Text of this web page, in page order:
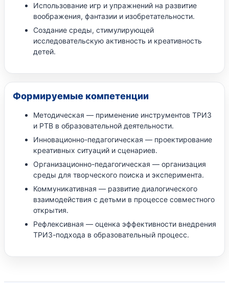
Использование игр и упражнений на развитие
воображения, фантазии и изобретательности.
Создание среды, стимулирующей
исследовательскую активность и креативность
детей.
Формируемые компетенции
Методическая — применение инструментов ТРИЗ
и РТВ в образовательной деятельности.
Инновационно-педагогическая — проектирование
креативных ситуаций и сценариев.
Организационно-педагогическая — организация
среды для творческого поиска и эксперимента.
Коммуникативная — развитие диалогического
взаимодействия с детьми в процессе совместного
открытия.
Рефлексивная — оценка эффективности внедрения
ТРИЗ-подхода в образовательный процесс.